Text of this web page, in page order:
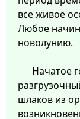
все живое
Любое
новолунию.
Начатое
шлаков из